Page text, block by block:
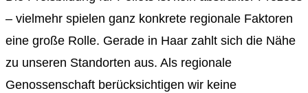
– vielmehr spielen ganz konkrete regionale Faktoren
eine große Rolle. Gerade in Haar zahlt sich die Nähe
zu unseren Standorten aus. Als regionale
Genossenschaft berücksichtigen wir keine